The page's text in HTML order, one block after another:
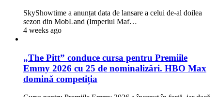
SkyShowtime a anunțat data de lansare a celui de-al doilea
sezon din MobLand (Imperiul Maf…
4 weeks ago
„The Pitt” conduce cursa pentru Premiile
Emmy 2026 cu 25 de nominalizări. HBO Max
domină competiția